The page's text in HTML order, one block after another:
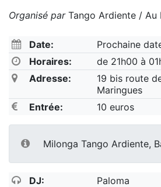
Organisé parTango Ardiente / Au
Date:
Prochaine
Horaires:
de 21h00 à
Adresse:
19 bis route
Maringues
Entrée:
10 euros
Milonga Tango Ardiente,
DJ: Paloma